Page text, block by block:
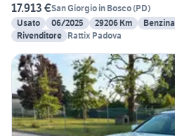
17.913 €San Giorgio in Bosco(PD)
Usato
06/2025 29206 Km Benzina
Rivenditore Rattix Padova